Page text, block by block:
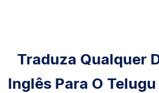
Traduza Qualquer
Inglês Para O